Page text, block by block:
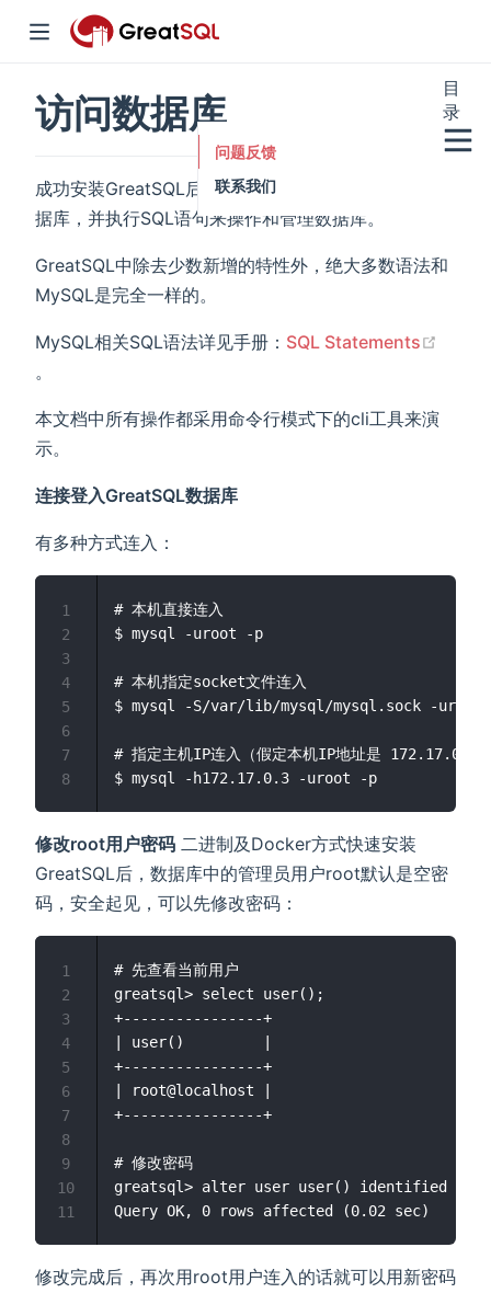
访问数据库
成功安装GreatSQL后，就可以登入连接GreatSQL数
据库，并执行SQL语句来操作和管理数据库。
GreatSQL中除去少数新增的特性外，绝大多数语法和
MySQL是完全一样的。
MySQL相关SQL语法详见手册： SQL Statements
。
本文档中所有操作都采用命令行模式下的cli工具来演
示。
连接登入GreatSQL数据库
有多种方式连入：
# 本机直接连入
$ mysql -uroot -p
# 本机指定socket文件连入
$ mysql -S/var/lib/mysql/mysql.sock -uroot
# 指定主机IP连入（假定本机IP地址是 172.17.0.3
1
2
3
4
5
6
7
8
修改root用户密码 二进制及Docker方式快速安装
GreatSQL后，数据库中的管理员用户root默认是空密
码，安全起见，可以先修改密码：
# 先查看当前用户
greatsql> select user();
+----------------+
| user()         |
+----------------+
| root@localhost |
+----------------+
# 修改密码
greatsql> alter user user() identified by
1
2
3
4
5
6
7
8
9
10
11
修改完成后，再次用root用户连入的话就可以用新密码
目
录
问题反馈
联系我们